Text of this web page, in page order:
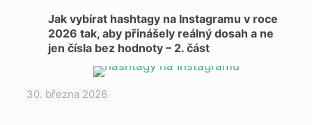
Jak vybírat hashtagy na Instagramu v roce
2026 tak, aby přinášely reálný dosah a ne
jen čísla bez hodnoty – 2. část
30. března 2026